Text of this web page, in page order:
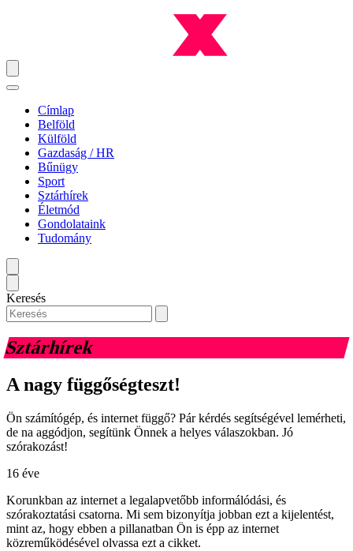
Címlap
Belföld
Külföld
Gazdaság / HR
Bűnügy
Sport
Sztárhírek
Életmód
Gondolataink
Tudomány
Keresés
Sztárhírek
A nagy függőségteszt!
Ön számítógép, és internet függő? Pár kérdés segítségével lemérheti,
de na aggódjon, segítünk Önnek a helyes válaszokban. Jó
szórakozást!
16 éve
Korunkban az internet a legalapvetőbb informálódási, és
szórakoztatási csatorna. Mi sem bizonyítja jobban ezt a kijelentést,
mint az, hogy ebben a pillanatban Ön is épp az internet
közreműködésével olvassa ezt a cikket.